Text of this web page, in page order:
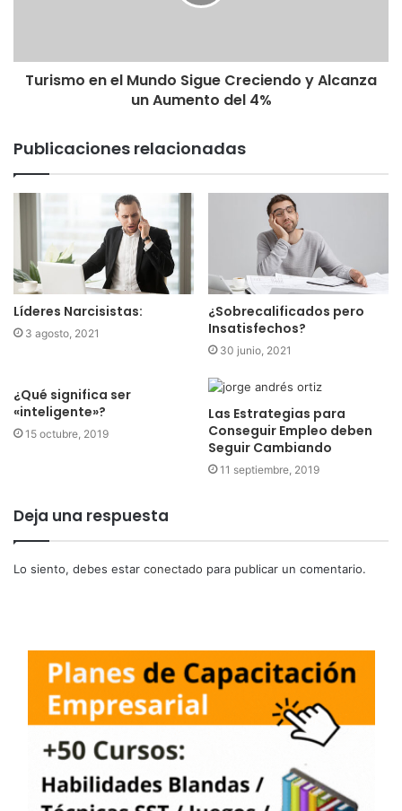
Turismo en el Mundo Sigue Creciendo y Alcanza
un Aumento del 4%
Publicaciones relacionadas
Líderes Narcisistas:
3 agosto, 2021
¿Sobrecalificados pero
Insatisfechos?
30 junio, 2021
¿Qué significa ser
«inteligente»?
15 octubre, 2019
Las Estrategias para
Conseguir Empleo deben
Seguir Cambiando
11 septiembre, 2019
Deja una respuesta
Lo siento, debes estar conectado para publicar un comentario.